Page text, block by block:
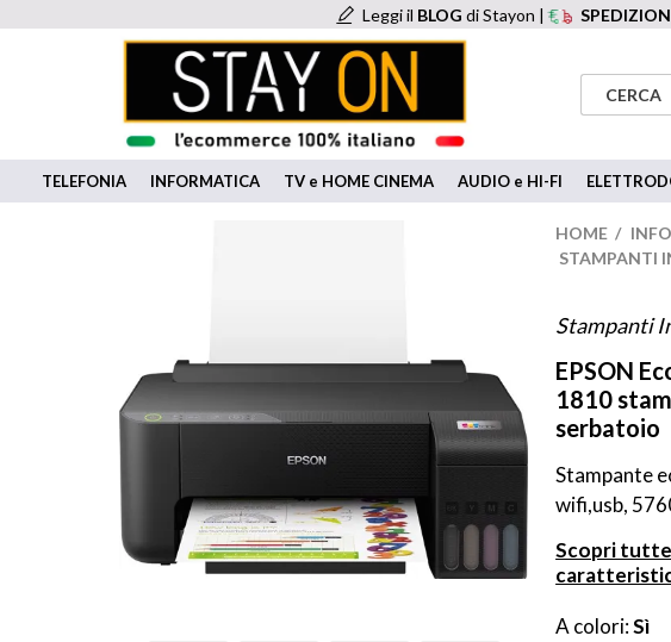
Leggi il BLOG di Stayon |
TELEFONIA INFORMATICA TV e HOME CINEMA AUDIO e HI-FI
HOME /
STAMPANTI
Stampanti
EPSON
1810
serbatoio
Stampante
wifi,usb,
Scopri
A colori: Sì